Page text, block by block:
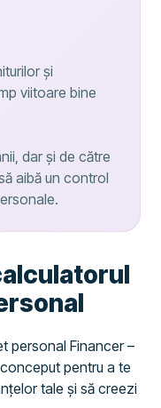
și
viitoare bine
dar și de către
aibă un control
personal Financer –
pentru a te
tale și să creezi